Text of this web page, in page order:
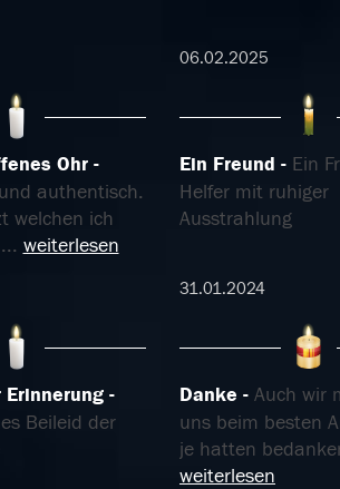
06.02.2025
Ohr
authentisch.
welchen ich
... weiterlesen
Ein Freund
Ein
Helfer mit ruhiger
Ausstrahlung
31.01.2024
Beileid der
Danke
Auch wir
uns beim besten
je hatten
weiterlesen